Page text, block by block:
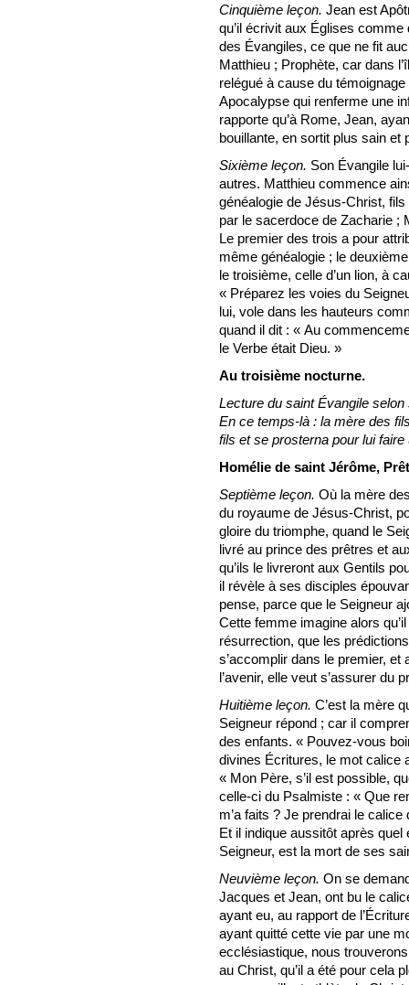
Cinquième leçon. Jean est
qu’il écrivit aux Églises comme
des Évangiles, ce que ne fit
Matthieu ; Prophète, car dans
relégué à cause du
Apocalypse qui renferme une
rapporte qu’à Rome, Jean,
bouillante, en sortit plus sain et
Sixième leçon. Son Évangile
autres. Matthieu commence
généalogie de Jésus-Christ,
par le sacerdoce de Zacharie ;
Le premier des trois a pour
même généalogie ; le
le troisième, celle d’un lion, à
« Préparez les voies du
lui, vole dans les hauteurs
quand il dit : « Au
le Verbe était Dieu. »
Au troisième nocturne.
Lecture du saint Évangile selon
En ce temps-là : la mère des
fils et se prosterna pour lui
Homélie de saint Jérôme,
Septième leçon. Où la mère
du royaume de Jésus-Christ,
gloire du triomphe, quand le
livré au prince des prêtres et
qu’ils le livreront aux Gentils
il révèle à ses disciples
pense, parce que le Seigneur
Cette femme imagine alors
résurrection, que les
s’accomplir dans le premier,
l’avenir, elle veut s’assurer du
Huitième leçon. C’est la mère
Seigneur répond ; car il
des enfants. « Pouvez-vous
divines Écritures, le mot calice
« Mon Père, s’il est possible,
celle-ci du Psalmiste : « Que
m’a faits ? Je prendrai le
Et il indique aussitôt après
Seigneur, est la mort de ses
Neuvième leçon. On se
Jacques et Jean, ont bu le
ayant eu, au rapport de
ayant quitté cette vie par une
ecclésiastique, nous
au Christ, qu’il a été pour cela